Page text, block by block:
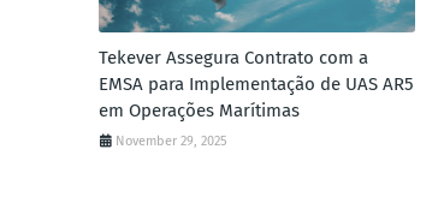
Tekever Assegura Contrato com a
EMSA para Implementação de UAS AR5
em Operações Marítimas
November 29, 2025